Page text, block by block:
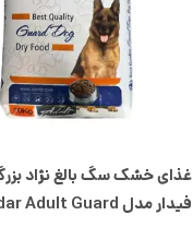
غذای خشک سگ بالغ نژاد
فیدار مدل Fidar Adult Guard